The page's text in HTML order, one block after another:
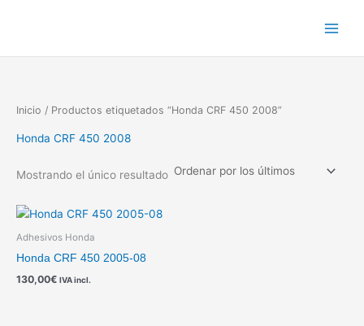
Inicio / Productos etiquetados “Honda CRF 450 2008”
Honda CRF 450 2008
Mostrando el único resultado
Adhesivos Honda
Honda CRF 450 2005-08
130,00€ IVA incl.